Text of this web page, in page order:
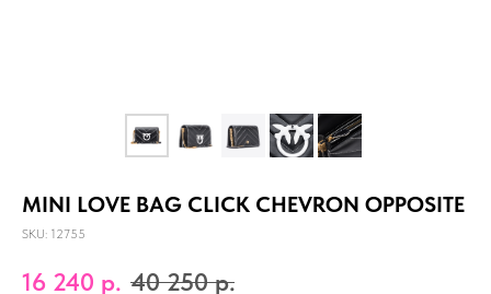
MINI LOVE BAG CLICK CHEVRON OPPOSITE
SKU: 12755
16 240 р. 40 250 р.